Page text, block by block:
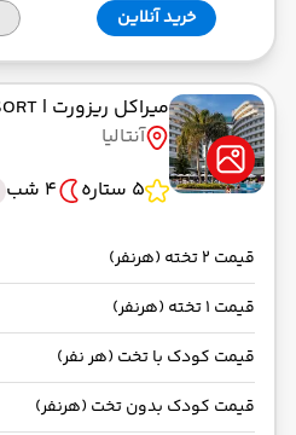
خرید آنلاین
میراکل ریزورت | MIRACLE RESORT
آنتالیا
5 ستاره
4 شب
قیمت 2 تخته (هرنفر)
قیمت 1 تخته (هرنفر)
قیمت کودک با تخت (هر نفر)
قیمت کودک بدون تخت (هرنفر)